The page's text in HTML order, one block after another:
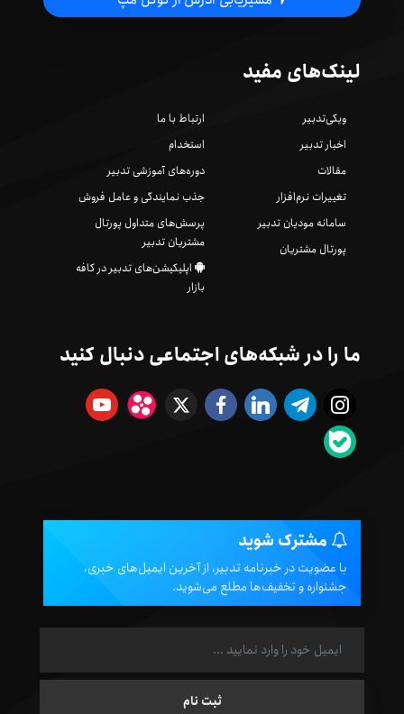
لینک‌های مفید
ویکی‌تدبیر
اخبار تدبیر
مقالات
تغییرات نرم‌افزار
سامانه مودیان تدبیر
پورتال مشتریان
ارتباط با ما
استخدام
دوره‌های آموزشی تدبیر
جذب نمایندگی و عامل فروش
پرسش‌های متداول پورتال
مشتریان تدبیر
اپلیکیشن‌های تدبیر در کافه
بازار
ما را در شبکه‌های اجتماعی دنبال کنید
مشترک شوید
با عضویت در خبرنامه تدبیر، از آخرین ایمیل‌های خبری،
جشنواره و تخفیف‌ها مطلع می‌شوید.